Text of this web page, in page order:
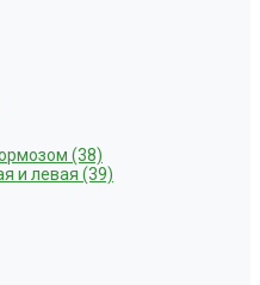
(38)
и левая (39)